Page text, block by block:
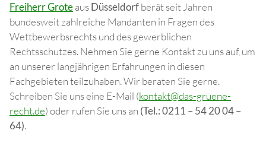
Freiherr GroteausDüsseldorfberät seit Jahren
bundesweit zahlreiche Mandanten in Fragen des
Wettbewerbsrechts und des gewerblichen
Rechtsschutzes. Nehmen Sie gerne Kontakt zu uns auf, um
an unserer langjährigen Erfahrungen in diesen
Fachgebieten teilzuhaben. Wir beraten Sie gerne.
Schreiben Sie uns eine E-Mail (kontakt@das-gruene-
recht.de) oder rufen Sie uns an (Tel.: 0211 – 54 20 04 –
64).